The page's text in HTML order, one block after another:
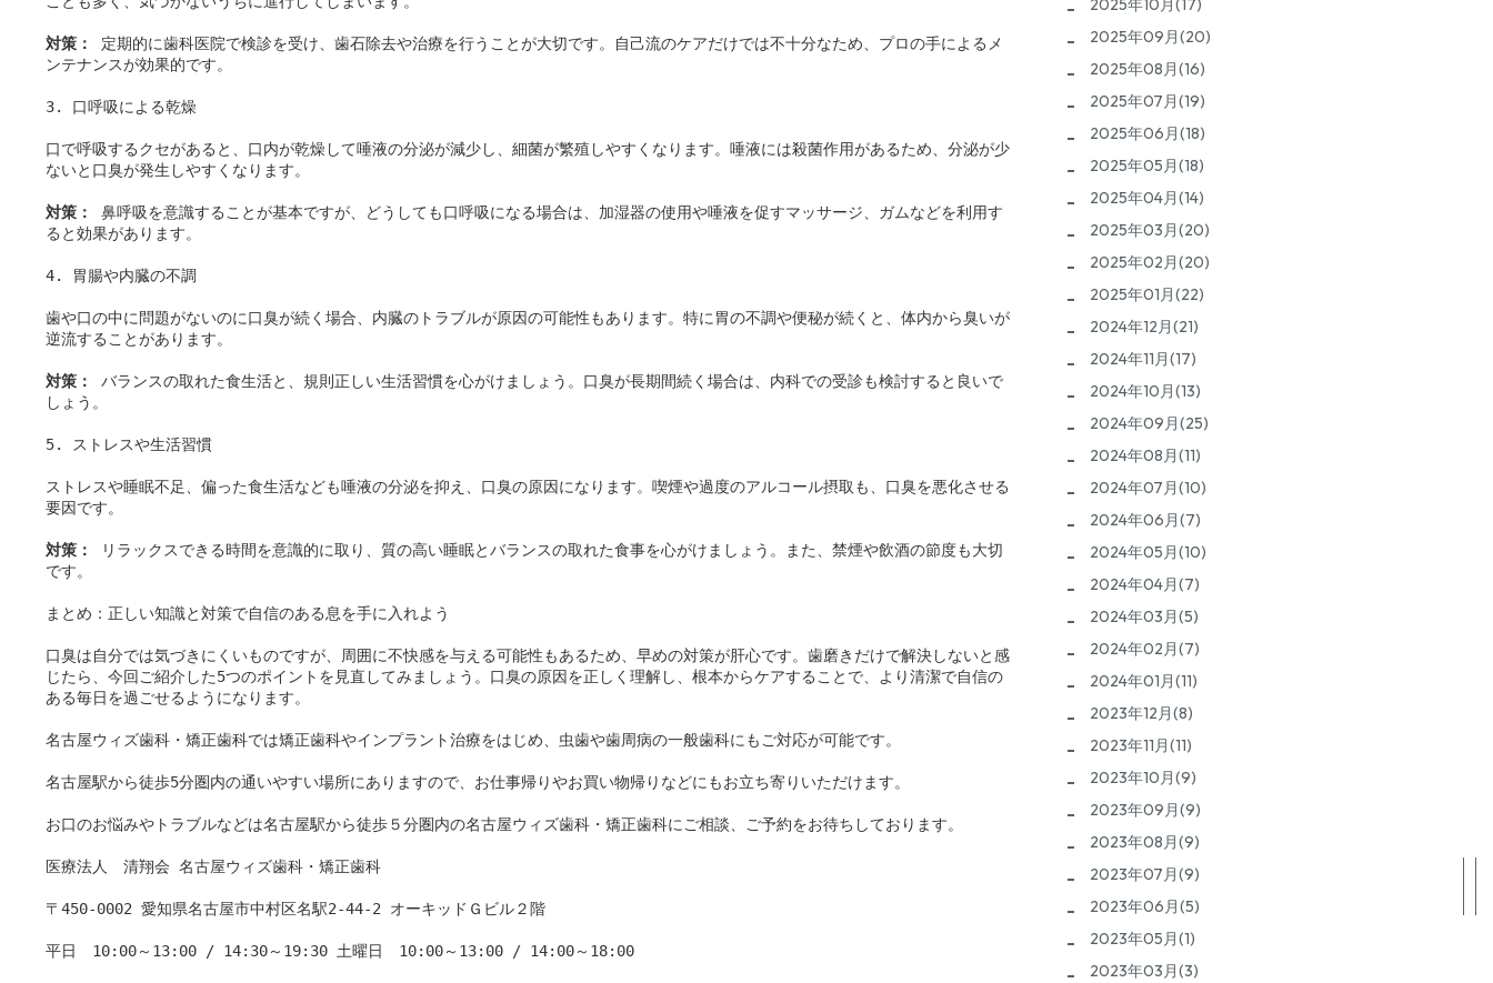
対策：
定期的に歯科医院で検診を受け、歯石除去や治療を行うことが大切です。自己流のケアだけでは不十分なため、プロの手によるメ
ンテナンスが効果的です。
3. 口呼吸による乾燥
口で呼吸するクセがあると、口内が乾燥して唾液の分泌が減少し、細菌が繁殖しやすくなります。唾液には殺菌作用があるため、分泌が少
ないと口臭が発生しやすくなります。
対策：
鼻呼吸を意識することが基本ですが、どうしても口呼吸になる場合は、加湿器の使用や唾液を促すマッサージ、ガムなどを利用す
ると効果があります。
4. 胃腸や内臓の不調
歯や口の中に問題がないのに口臭が続く場合、内臓のトラブルが原因の可能性もあります。特に胃の不調や便秘が続くと、体内から臭いが
逆流することがあります。
対策：
バランスの取れた食生活と、規則正しい生活習慣を心がけましょう。口臭が長期間続く場合は、内科での受診も検討すると良いで
しょう。
5. ストレスや生活習慣
ストレスや睡眠不足、偏った食生活なども唾液の分泌を抑え、口臭の原因になります。喫煙や過度のアルコール摂取も、口臭を悪化させる
要因です。
対策：
リラックスできる時間を意識的に取り、質の高い睡眠とバランスの取れた食事を心がけましょう。また、禁煙や飲酒の節度も大切
です。
まとめ：正しい知識と対策で自信のある息を手に入れよう
口臭は自分では気づきにくいものですが、周囲に不快感を与える可能性もあるため、早めの対策が肝心です。歯磨きだけで解決しないと感
じたら、今回ご紹介した5つのポイントを見直してみましょう。口臭の原因を正しく理解し、根本からケアすることで、より清潔で自信の
ある毎日を過ごせるようになります。
名古屋ウィズ歯科・矯正歯科では矯正歯科やインプラント治療をはじめ、虫歯や歯周病の一般歯科にもご対応が可能です。
名古屋駅から徒歩5分圏内の通いやすい場所にありますので、お仕事帰りやお買い物帰りなどにもお立ち寄りいただけます。
お口のお悩みやトラブルなどは名古屋駅から徒歩５分圏内の名古屋ウィズ歯科・矯正歯科にご相談、ご予約をお待ちしております。
医療法人　清翔会 名古屋ウィズ歯科・矯正歯科
〒450-0002 愛知県名古屋市中村区名駅2-44-2 オーキッドＧビル２階
平日　10:00～13:00 / 14:30～19:30 土曜日　10:00～13:00 / 14:00～18:00
2025年10月(17)
2025年09月(20)
2025年08月(16)
2025年07月(19)
2025年06月(18)
2025年05月(18)
2025年04月(14)
2025年03月(20)
2025年02月(20)
2025年01月(22)
2024年12月(21)
2024年11月(17)
2024年10月(13)
2024年09月(25)
2024年08月(11)
2024年07月(10)
2024年06月(7)
2024年05月(10)
2024年04月(7)
2024年03月(5)
2024年02月(7)
2024年01月(11)
2023年12月(8)
2023年11月(11)
2023年10月(9)
2023年09月(9)
2023年08月(9)
2023年07月(9)
2023年06月(5)
2023年05月(1)
2023年03月(3)